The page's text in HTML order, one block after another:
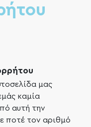
μας
καμία
αυτή την
ποτέ τον αριθμό